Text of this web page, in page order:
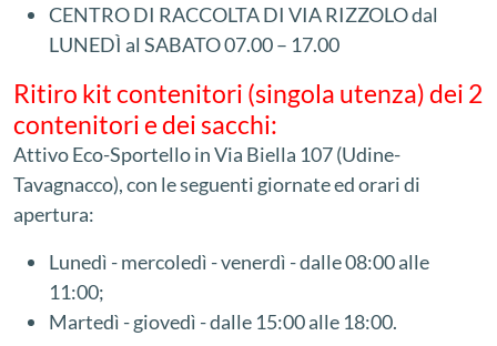
CENTRO DI RACCOLTA DI VIA RIZZOLO dal
LUNEDÌ al SABATO 07.00 – 17.00
Ritiro kit contenitori (singola utenza) dei 2
contenitori e dei sacchi:
Attivo Eco-Sportello in Via Biella 107 (Udine-
Tavagnacco), con le seguenti giornate ed orari di
apertura:
Lunedì - mercoledì - venerdì - dalle 08:00 alle
11:00;
Martedì - giovedì - dalle 15:00 alle 18:00.